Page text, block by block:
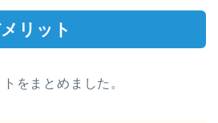
リット
をまとめました。